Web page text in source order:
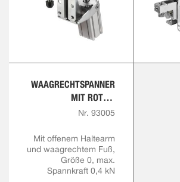
WAAGRECHTSPANNER
MIT ROTEM
HANDGRIFF
Nr. 93005
Mit offenem Haltearm
und waagrechtem Fuß,
Größe 0, max.
Spannkraft 0,4 kN